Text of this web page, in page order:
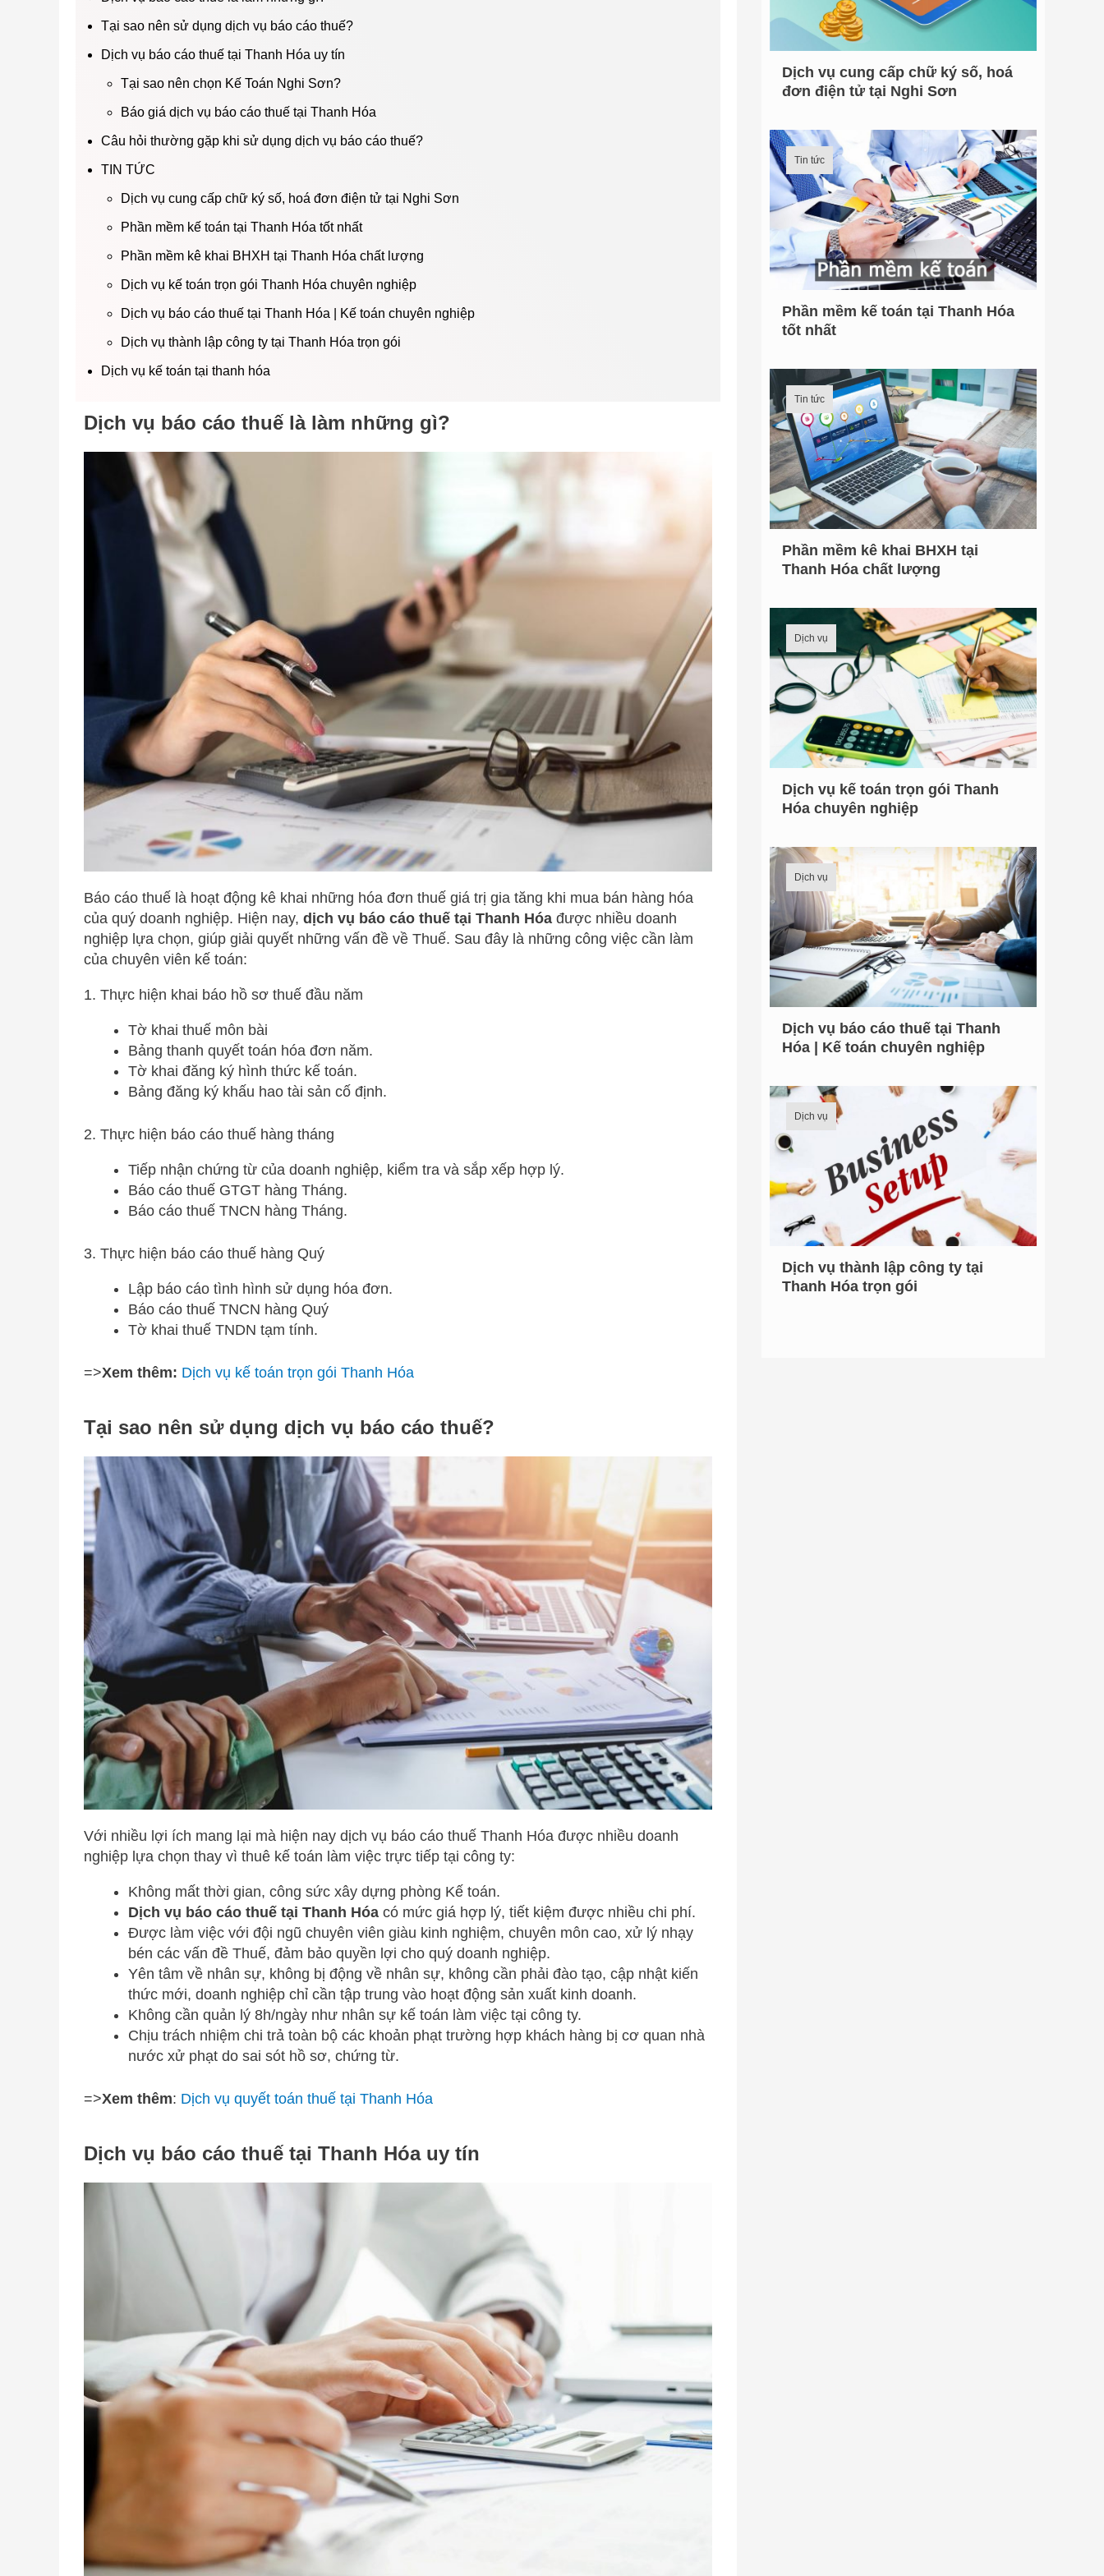
Tại sao nên sử dụng dịch vụ báo cáo thuế?
Dịch vụ báo cáo thuế tại Thanh Hóa uy tín
Tại sao nên chọn Kế Toán Nghi Sơn?
Báo giá dịch vụ báo cáo thuế tại Thanh Hóa
Câu hỏi thường gặp khi sử dụng dịch vụ báo cáo thuế?
TIN TỨC
Dịch vụ cung cấp chữ ký số, hoá đơn điện tử tại Nghi Sơn
Phần mềm kế toán tại Thanh Hóa tốt nhất
Phần mềm kê khai BHXH tại Thanh Hóa chất lượng
Dịch vụ kế toán trọn gói Thanh Hóa chuyên nghiệp
Dịch vụ báo cáo thuế tại Thanh Hóa | Kế toán chuyên nghiệp
Dịch vụ thành lập công ty tại Thanh Hóa trọn gói
Dịch vụ kế toán tại thanh hóa
Dịch vụ báo cáo thuế là làm những gì?
Báo cáo thuế là hoạt động kê khai những hóa đơn thuế giá trị gia tăng khi mua bán hàng hóa
của quý doanh nghiệp. Hiện nay, dịch vụ báo cáo thuế tại Thanh Hóa được nhiều doanh
nghiệp lựa chọn, giúp giải quyết những vấn đề về Thuế. Sau đây là những công việc cần làm
của chuyên viên kế toán:
1. Thực hiện khai báo hồ sơ thuế đầu năm
Tờ khai thuế môn bài
Bảng thanh quyết toán hóa đơn năm.
Tờ khai đăng ký hình thức kế toán.
Bảng đăng ký khấu hao tài sản cố định.
2. Thực hiện báo cáo thuế hàng tháng
Tiếp nhận chứng từ của doanh nghiệp, kiểm tra và sắp xếp hợp lý.
Báo cáo thuế GTGT hàng Tháng.
Báo cáo thuế TNCN hàng Tháng.
3. Thực hiện báo cáo thuế hàng Quý
Lập báo cáo tình hình sử dụng hóa đơn.
Báo cáo thuế TNCN hàng Quý
Tờ khai thuế TNDN tạm tính.
=>Xem thêm: Dịch vụ kế toán trọn gói Thanh Hóa
Tại sao nên sử dụng dịch vụ báo cáo thuế?
Với nhiều lợi ích mang lại mà hiện nay dịch vụ báo cáo thuế Thanh Hóa được nhiều doanh
nghiệp lựa chọn thay vì thuê kế toán làm việc trực tiếp tại công ty:
Không mất thời gian, công sức xây dựng phòng Kế toán.
Dịch vụ báo cáo thuế tại Thanh Hóa có mức giá hợp lý, tiết kiệm được nhiều chi phí.
Được làm việc với đội ngũ chuyên viên giàu kinh nghiệm, chuyên môn cao, xử lý nhạy
bén các vấn đề Thuế, đảm bảo quyền lợi cho quý doanh nghiệp.
Yên tâm về nhân sự, không bị động về nhân sự, không cần phải đào tạo, cập nhật kiến
thức mới, doanh nghiệp chỉ cần tập trung vào hoạt động sản xuất kinh doanh.
Không cần quản lý 8h/ngày như nhân sự kế toán làm việc tại công ty.
Chịu trách nhiệm chi trả toàn bộ các khoản phạt trường hợp khách hàng bị cơ quan nhà
nước xử phạt do sai sót hồ sơ, chứng từ.
=>Xem thêm: Dịch vụ quyết toán thuế tại Thanh Hóa
Dịch vụ báo cáo thuế tại Thanh Hóa uy tín
r
Dịch vụ cung cấp chữ ký số, hoá
đơn điện tử tại Nghi Sơn
Tin tức
Phần mềm kế toán tại Thanh Hóa
tốt nhất
Tin tức
Phần mềm kê khai BHXH tại
Thanh Hóa chất lượng
Dịch vụ
Dịch vụ kế toán trọn gói Thanh
Hóa chuyên nghiệp
Dịch vụ
Dịch vụ báo cáo thuế tại Thanh
Hóa | Kế toán chuyên nghiệp
Dịch vụ
Dịch vụ thành lập công ty tại
Thanh Hóa trọn gói